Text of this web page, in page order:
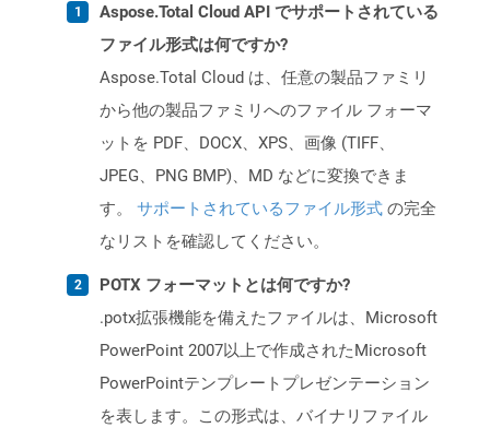
Aspose.Total Cloud API でサポートされている
ファイル形式は何ですか?
Aspose.Total Cloud は、任意の製品ファミリ
から他の製品ファミリへのファイル フォーマ
ットを PDF、DOCX、XPS、画像 (TIFF、
JPEG、PNG BMP)、MD などに変換できま
す。 サポートされているファイル形式 の完全
なリストを確認してください。
POTX フォーマットとは何ですか?
.potx拡張機能を備えたファイルは、Microsoft
PowerPoint 2007以上で作成されたMicrosoft
PowerPointテンプレートプレゼンテーション
を表します。この形式は、バイナリファイル